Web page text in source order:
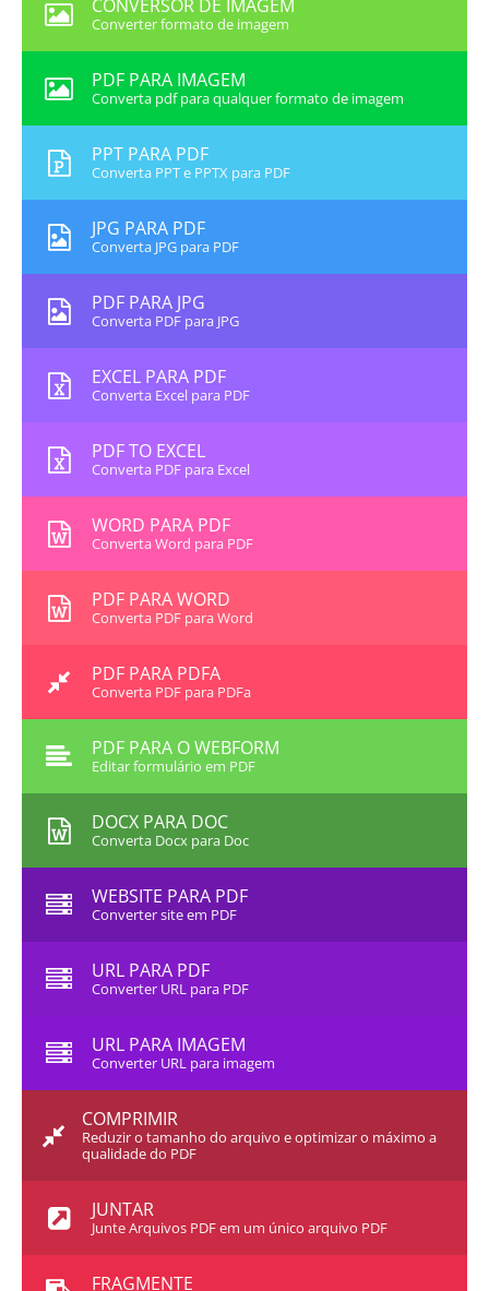
CONVERSOR DE IMAGEM
Converter formato de imagem
PDF PARA IMAGEM
Converta pdf para qualquer formato de imagem
PPT PARA PDF
Converta PPT e PPTX para PDF
JPG PARA PDF
Converta JPG para PDF
PDF PARA JPG
Converta PDF para JPG
EXCEL PARA PDF
Converta Excel para PDF
PDF TO EXCEL
Converta PDF para Excel
WORD PARA PDF
Converta Word para PDF
PDF PARA WORD
Converta PDF para Word
PDF PARA PDFA
Converta PDF para PDFa
PDF PARA O WEBFORM
Editar formulário em PDF
DOCX PARA DOC
Converta Docx para Doc
WEBSITE PARA PDF
Converter site em PDF
URL PARA PDF
Converter URL para PDF
URL PARA IMAGEM
Converter URL para imagem
COMPRIMIR
Reduzir o tamanho do arquivo e optimizar o máximo a
qualidade do PDF
JUNTAR
Junte Arquivos PDF em um único arquivo PDF
FRAGMENTE